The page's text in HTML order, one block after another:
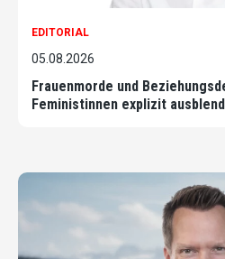
EDITORIAL
05.08.2026
Frauenmorde und
Feministinnen explizit